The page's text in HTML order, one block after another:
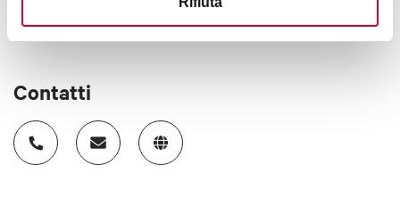
Contatti